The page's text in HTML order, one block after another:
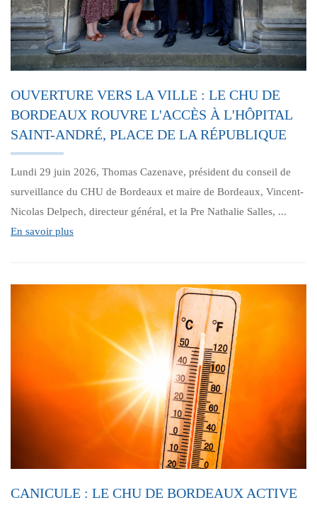
OUVERTURE VERS LA VILLE : LE CHU DE
BORDEAUX ROUVRE L'ACCÈS À L'HÔPITAL
SAINT-ANDRÉ, PLACE DE LA RÉPUBLIQUE
Lundi 29 juin 2026, Thomas Cazenave, président du conseil de
surveillance du CHU de Bordeaux et maire de Bordeaux, Vincent-
Nicolas Delpech, directeur général, et la Pre Nathalie Salles, ...
En savoir plus
CANICULE : LE CHU DE BORDEAUX ACTIVE